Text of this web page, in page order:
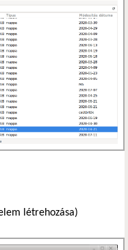
létrehozása)